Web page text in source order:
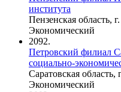
института
Пензенская область,
Экономический
2092.
Петровский филиал
социально-
Саратовская область,
Экономический